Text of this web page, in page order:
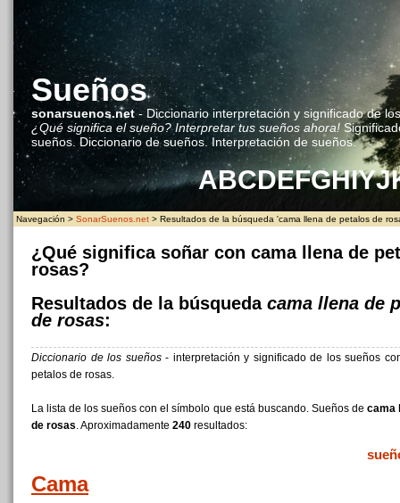
Sueños
sonarsuenos.net- Diccionario interpretación y significado de
¿Qué significa el sueño? Interpretar tus sueños ahora!
sueños. Diccionario de sueños. Interpretación de sueños.
ABCDEFGHIYJ
Navegación > SonarSuenos.net > Resultados de la búsqueda 'cama llena de petalos de
¿Qué significa soñar con cama llena de
rosas?
Resultados de la búsqueda cama llena de
de rosas:
Diccionario de los sueños- interpretación y significado de los sueños
petalos de rosas.
La lista de los sueños con el símbolo que está buscando. Sueños de cama
de rosas. Aproximadamente 240 resultados:
Cama